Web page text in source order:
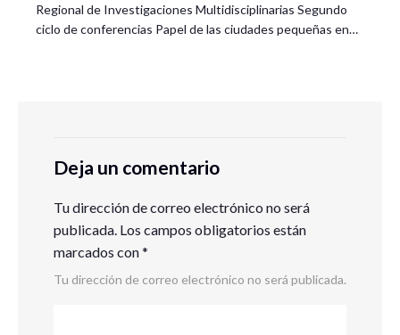
Regional de Investigaciones Multidisciplinarias Segundo
ciclo de conferencias Papel de las ciudades pequeñas en…
Deja un comentario
Tu dirección de correo electrónico no será
publicada. Los campos obligatorios están
marcados con*
Tu dirección de correo electrónico no será publicada.